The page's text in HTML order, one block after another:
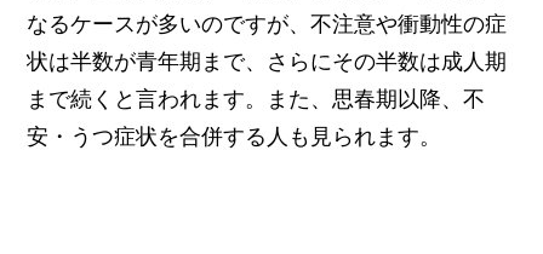
なるケースが多いのですが、不注意や衝動性の症
状は半数が青年期まで、さらにその半数は成人期
まで続くと言われます。また、思春期以降、不
安・うつ症状を合併する人も見られます。